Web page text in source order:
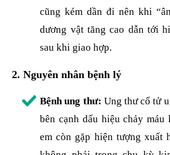
cũng kém dần đi nên khi
dương vật tăng cao dẫn tới
sau khi giao hợp.
2. Nguyên nhân bệnh lý
Bệnh ung thư: Ung thư cổ tử
bên cạnh dấu hiệu chảy
em còn gặp hiện tượng xuất